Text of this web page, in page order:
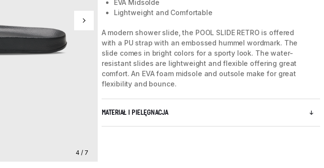
4 / 7
EVA Midsolde
Lightweight and Comfortable
A modern shower slide, the POOL SLIDE RETRO is offered
with a PU strap with an embossed hummel wordmark. The
slide comes in bright colors for a sporty look. The water-
resistant slides are lightweight and flexible offering great
comfort. An EVA foam midsole and outsole make for great
flexibility and bounce.
MATERIAŁ I PIELĘGNACJA